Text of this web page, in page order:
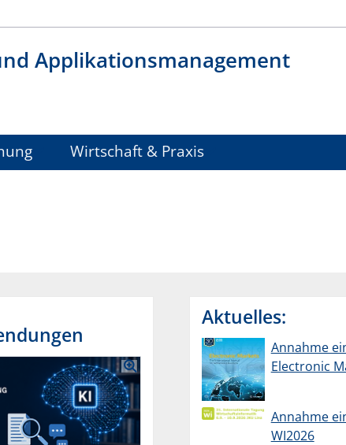
Applikationsmanagement
Wirtschaft & Praxis
Aktuelles:
Annahme
Electronic
Annahme
WI2026